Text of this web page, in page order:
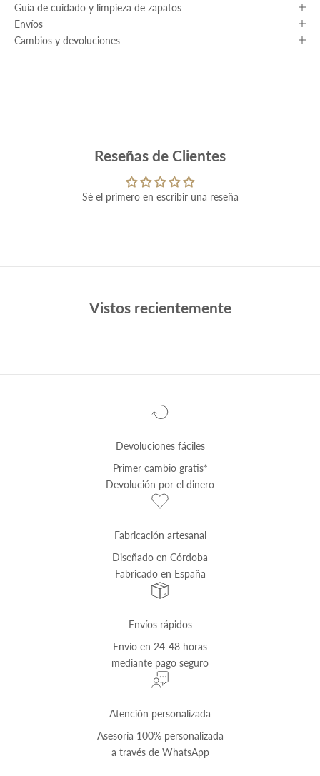
Guía de cuidado y limpieza de zapatos
Envíos
Cambios y devoluciones
Reseñas de Clientes
Sé el primero en escribir una reseña
Vistos recientemente
Devoluciones fáciles
Primer cambio gratis*
Devolución por el dinero
Fabricación artesanal
Diseñado en Córdoba
Fabricado en España
Envíos rápidos
Envío en 24-48 horas
mediante pago seguro
Atención personalizada
Asesoría 100% personalizada
a través de WhatsApp